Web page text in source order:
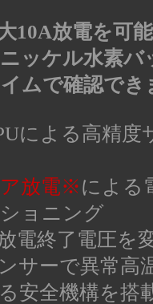
10A放電を可
ッケル水素
ムで確認でき
による高精度
放電※による
ョニング
電終了電圧を
サーで異常高
安全機構を搭